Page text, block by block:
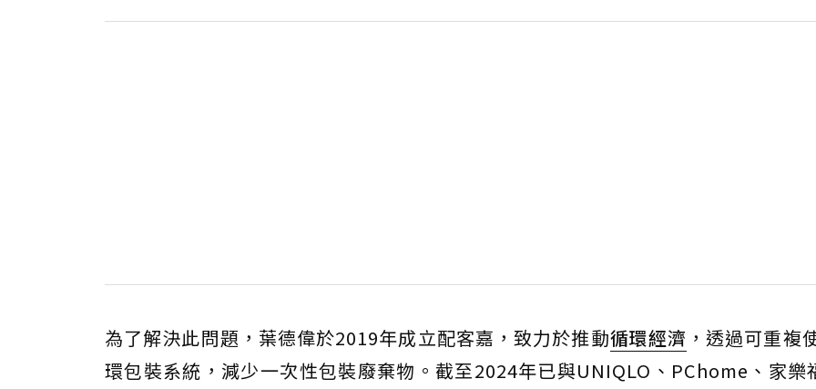
為了解決此問題，葉德偉於2019年成立配客嘉，致力於推動循環經濟 ，透過可重複
環包裝系統，減少一次性包裝廢棄物。截至2024年已與UNIQLO、PChome、家樂